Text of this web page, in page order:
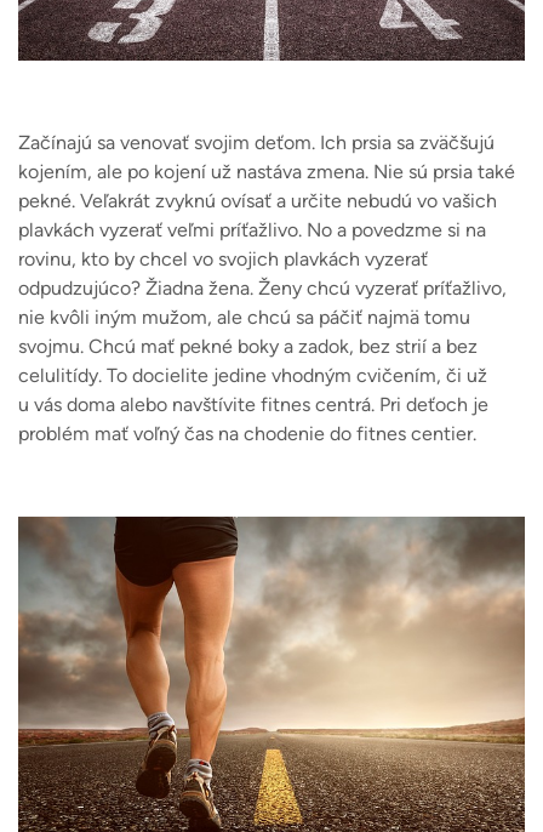
Začínajú sa venovať svojim deťom. Ich prsia sa zväčšujú
kojením, ale po kojení už nastáva zmena. Nie sú prsia také
pekné. Veľakrát zvyknú ovísať a určite nebudú vo vašich
plavkách vyzerať veľmi príťažlivo. No a povedzme si na
rovinu, kto by chcel vo svojich plavkách vyzerať
odpudzujúco? Žiadna žena. Ženy chcú vyzerať príťažlivo,
nie kvôli iným mužom, ale chcú sa páčiť najmä tomu
svojmu. Chcú mať pekné boky a zadok, bez strií a bez
celulitídy. To docielite jedine vhodným cvičením, či už
u vás doma alebo navštívite fitnes centrá. Pri deťoch je
problém mať voľný čas na chodenie do fitnes centier.